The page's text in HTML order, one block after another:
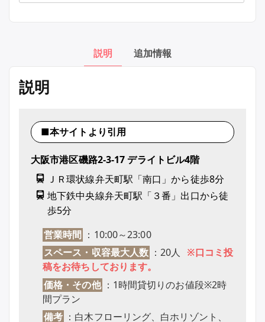
説明 追加情報
説明
■本サイトより引用
大阪市港区磯路2-3-17 デライトビル4階
ＪＲ環状線弁天町駅「南口」から徒歩8分
地下鉄中央線弁天町駅「３番」出口から徒
歩5分
営業時間 ：10:00～23:00
スペース・収容最大人数 ：20人
※口コミ投
稿をお待ちしております。
価格・その他 ：1時間貸切りのお値段※2時
間プラン
備考 ：白木フローリング、白ホリゾント、